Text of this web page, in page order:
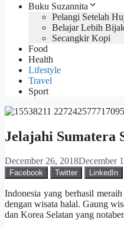
Buku Suzannita
Pelangi Setelah
Belajar Lebih
Secangkir Kopi
Food
Health
Lifestyle
Travel
Sport
Jelajahi Sumatera
December 26, 2018December
Facebook Twitter LinkedIn
Indonesia yang berhasil
dengan wisata halal. Gaung
dan Korea Selatan yang